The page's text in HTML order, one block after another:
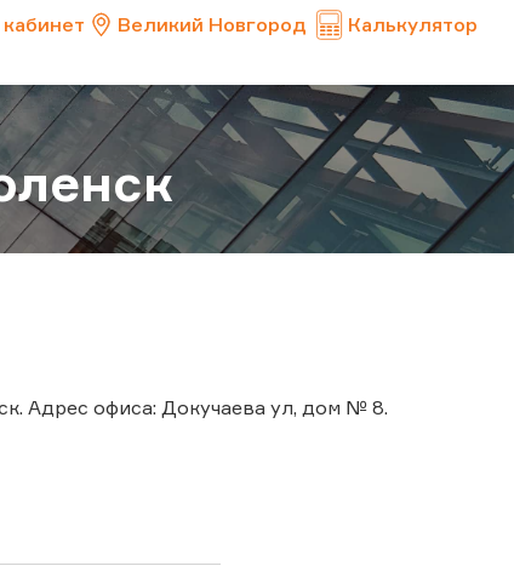
Великий Новгород Калькулятор
Адрес офиса: Докучаева ул, дом № 8.